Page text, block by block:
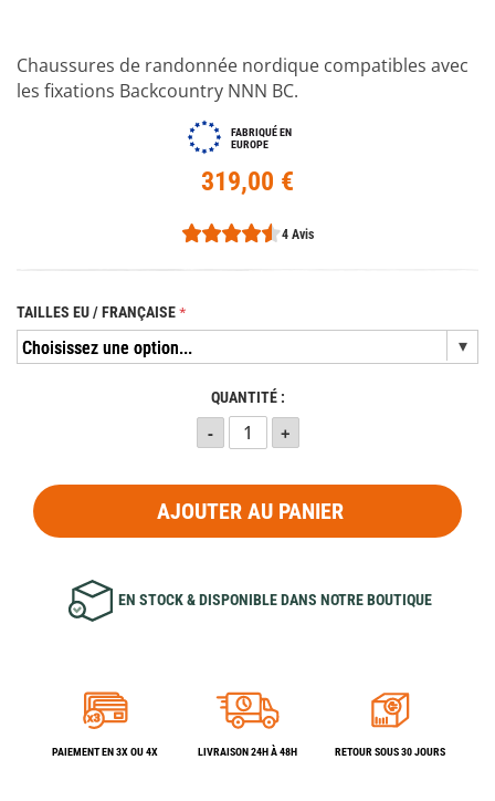
Chaussures de randonnée nordique compatibles avec
les fixations Backcountry NNN BC.
FABRIQUÉ EN
EUROPE
319,00 €
4 Avis
TAILLES EU / FRANÇAISE
QUANTITÉ :
AJOUTER AU PANIER
EN STOCK & DISPONIBLE DANS NOTRE BOUTIQUE
PAIEMENT EN 3X OU 4X LIVRAISON 24H À 48H RETOUR SOUS 30 JOURS